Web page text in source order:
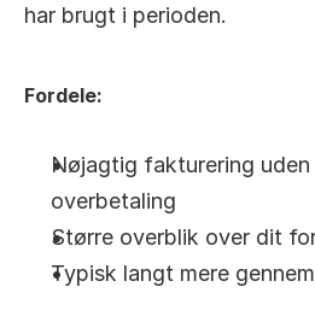
har brugt i perioden.
Fordele:
Nøjagtig fakturering
overbetaling
Større overblik over dit
Typisk langt mere